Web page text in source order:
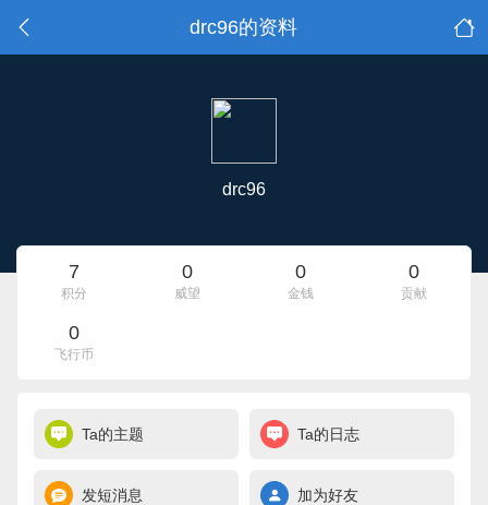
drc96的资料
drc96
7
积分
0
威望
0
金钱
0
贡献
0
飞行币
Ta的主题 Ta的日志
发短消息 加为好友